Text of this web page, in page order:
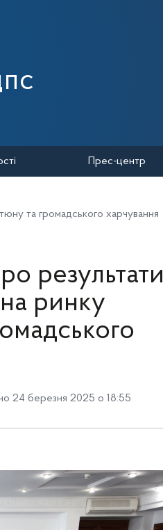
Прес-центр
та громадського харчування
результати
ринку
24 березня 2025 о 18:55